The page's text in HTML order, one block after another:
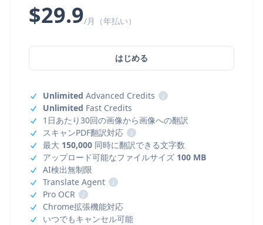
$29.9/月（年払い）
はじめる
Unlimited Advanced Credits
i
Unlimited Fast Credits
1日あたり30回の画像から画像への翻訳
スキャンPDF翻訳対応
i
最大 150,000 同時に翻訳できる文字数
アップロード可能なファイルサイズ 100 MB
AI検出無制限
Translate Agent
i
Pro OCR
i
Chrome拡張機能対応
いつでもキャンセル可能